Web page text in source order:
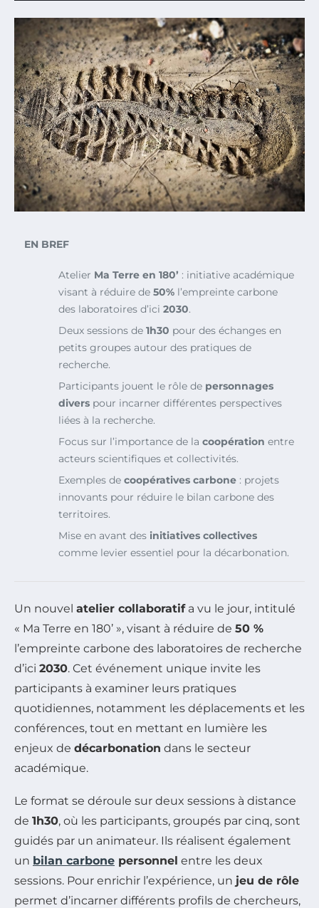
EN BREF
Atelier Ma Terre en 180’ : initiative académique
visant à réduire de 50% l’empreinte carbone
des laboratoires d’ici 2030.
Deux sessions de 1h30 pour des échanges en
petits groupes autour des pratiques de
recherche.
Participants jouent le rôle de personnages
divers pour incarner différentes perspectives
liées à la recherche.
Focus sur l’importance de la coopération entre
acteurs scientifiques et collectivités.
Exemples de coopératives carbone : projets
innovants pour réduire le bilan carbone des
territoires.
Mise en avant des initiatives collectives
comme levier essentiel pour la décarbonation.
Un nouvel atelier collaboratifa vu le jour, intitulé
« Ma Terre en 180’ », visant à réduire de 50 %
l’empreinte carbone des laboratoires de recherche
d’ici 2030. Cet événement unique invite les
participants à examiner leurs pratiques
quotidiennes, notamment les déplacements et les
conférences, tout en mettant en lumière les
enjeux de décarbonation dans le secteur
académique.
Le format se déroule sur deux sessions à distance
de 1h30, où les participants, groupés par cinq, sont
guidés par un animateur. Ils réalisent également
un bilan carbone personnel entre les deux
sessions. Pour enrichir l’expérience, un jeu de rôle
permet d’incarner différents profils de chercheurs,